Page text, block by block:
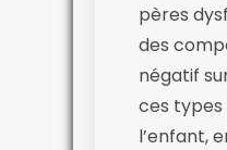
pères
des
négatif
ces types
l’enfant,